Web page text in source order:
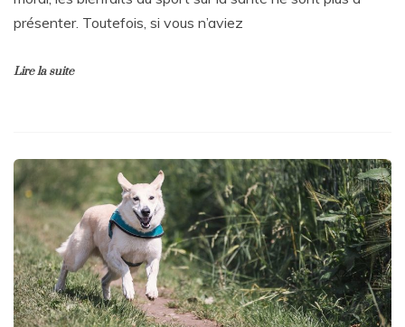
présenter. Toutefois, si vous n’aviez
Lire la suite